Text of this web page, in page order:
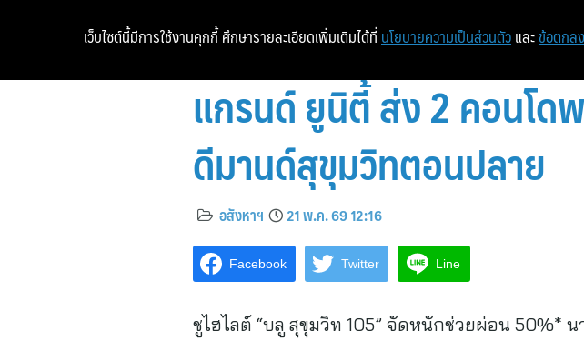
หน้าแรก
แกรนด์ ยูนิตี้ ส่ง 2 คอนโด
ดีมานด์สุขุมวิทตอนปลาย
อสังหาฯ 21 พ.ค. 69 12:16
Facebook Twitter Line
ชูไฮไลต์ “บลู สุขุมวิท 105” จัดหนักช่วยผ่อน 50%*
เว็บไซต์นี้มีการใช้งานคุกกี้ ศึกษารายละเอียดเพิ่มเติมได้ที่ นโยบายความเป็นส่วนตัว และ ข้อตกล